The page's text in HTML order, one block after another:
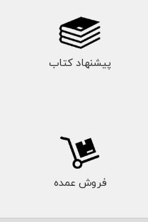
پیشنهاد کتاب
فروش عمده